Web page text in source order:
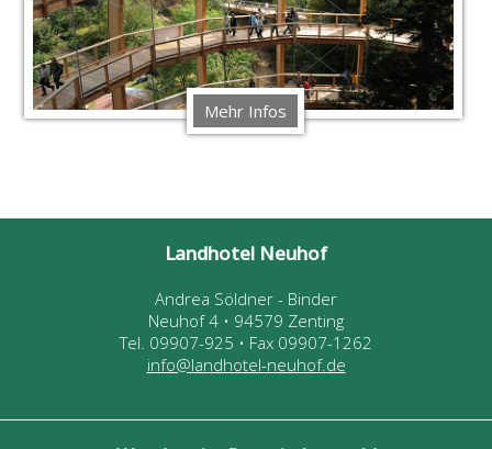
Mehr Infos
Landhotel Neuhof
Andrea Söldner - Binder
Neuhof 4 • 94579 Zenting
Tel. 09907-925 • Fax 09907-1262
info@landhotel-neuhof.de